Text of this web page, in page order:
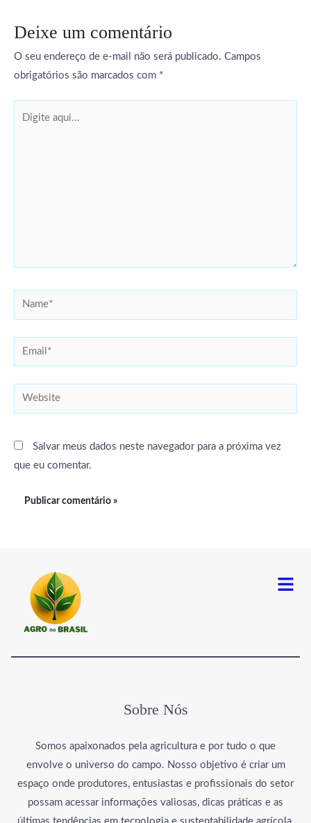
Deixe um comentário
O seu endereço de e-mail não será publicado. Campos
obrigatórios são marcados com *
Name*
Email*
Website
Salvar meus dados neste navegador para a próxima vez
que eu comentar.
Menu
Sobre Nós
Somos apaixonados pela agricultura e por tudo o que
envolve o universo do campo. Nosso objetivo é criar um
espaço onde produtores, entusiastas e profissionais do setor
possam acessar informações valiosas, dicas práticas e as